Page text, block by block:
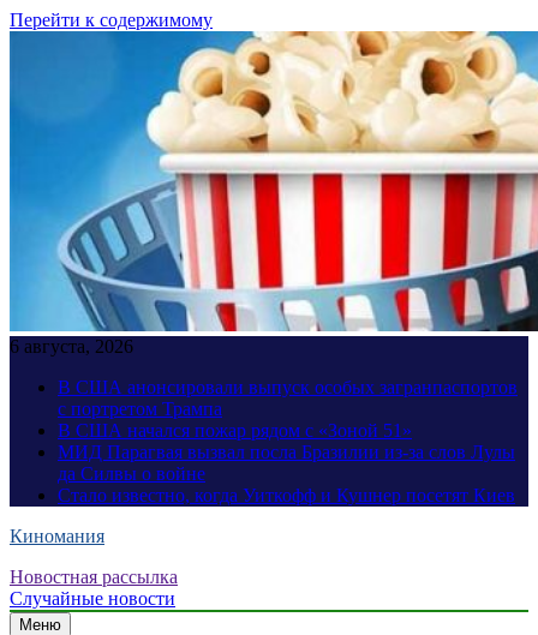
Перейти к содержимому
6 августа, 2026
В США анонсировали выпуск особых загранпаспортов
с портретом Трампа
В США начался пожар рядом с «Зоной 51»
МИД Парагвая вызвал посла Бразилии из-за слов Лулы
да Силвы о войне
Стало известно, когда Уиткофф и Кушнер посетят Киев
Киномания
Новостная рассылка
Случайные новости
Меню